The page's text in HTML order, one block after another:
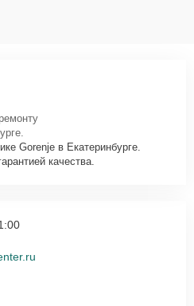
Gorenje в Екатеринбурге.
качества.